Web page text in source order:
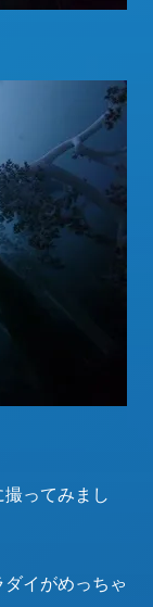
ってみまし
イがめっちゃ